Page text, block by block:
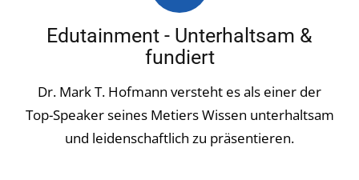
Edutainment - Unterhaltsam &
fundiert
Dr. Mark T. Hofmann versteht es als einer der
Top-Speaker seines Metiers Wissen unterhaltsam
und leidenschaftlich zu präsentieren.